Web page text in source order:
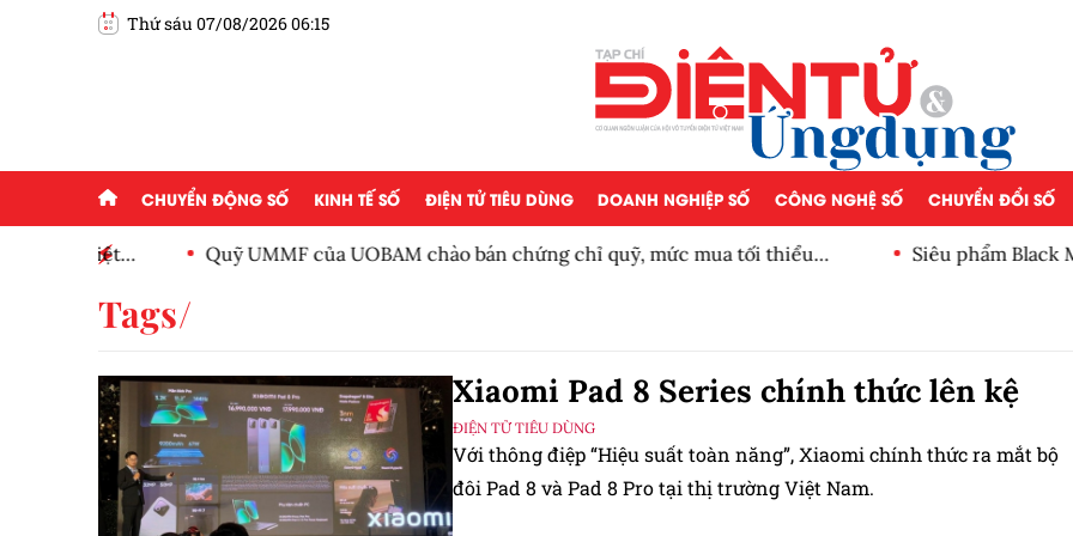
Thứ sáu 07/08/2026 06:15
CHUYỂN ĐỘNG SỐ KINH TẾ SỐ ĐIỆN TỬ TIÊU DÙNG DOANH NGHIỆP SỐ CÔNG NGHỆ SỐ CHUYỂN ĐỔI SỐ
Quỹ UMMF của UOBAM chào bán chứng chỉ quỹ, mức mua tối thiểu
Siêu phẩm Black Myth:
Tags
Xiaomi Pad 8 Series chính thức lên kệ
ĐIỆN TỬ TIÊU DÙNG
Với thông điệp “Hiệu suất toàn năng”, Xiaomi chính thức ra mắt bộ
đôi Pad 8 và Pad 8 Pro tại thị trường Việt Nam.